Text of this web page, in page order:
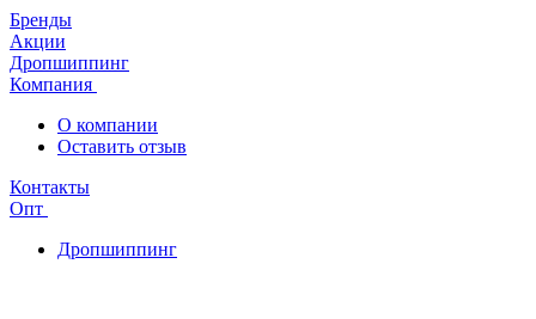
Бренды
Акции
Дропшиппинг
Компания
О компании
Оставить отзыв
Контакты
Опт
Дропшиппинг